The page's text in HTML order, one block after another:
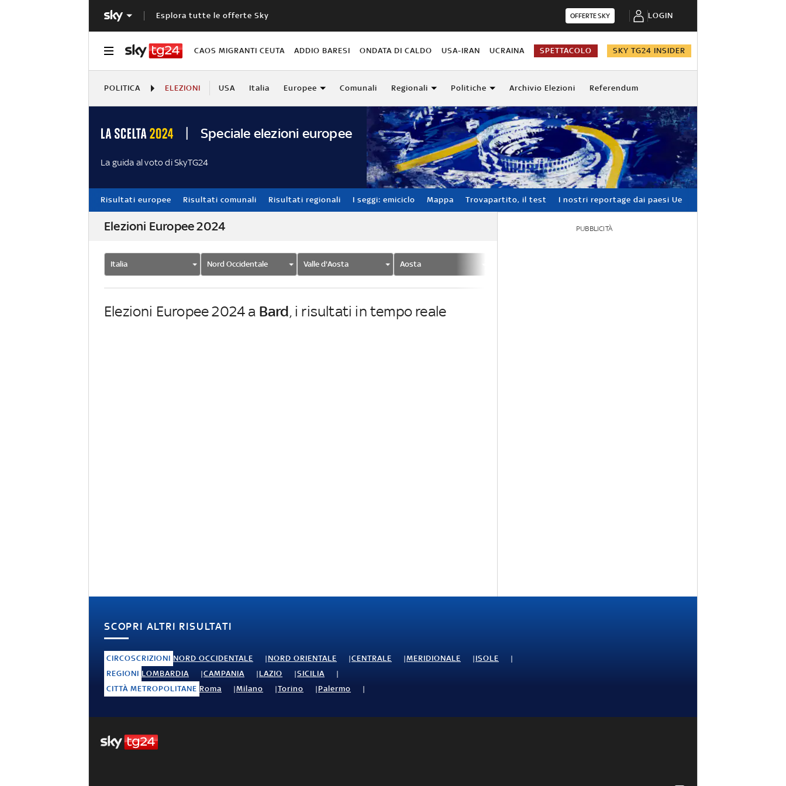
Esplora tutte le offerte Sky OFFERTE SKY LOGIN
CAOS MIGRANTI CEUTA ADDIO BARESI ONDATA DI CALDO USA-IRAN UCRAINA SPETTACOLO SKY TG24 INSIDER
POLITICA ELEZIONI USA Italia Europee Comunali Regionali Politiche Archivio Elezioni Referendum
Speciale elezioni europee
La guida al voto di SkyTG24
Risultati europee Risultati comunali Risultati regionali I seggi: emiciclo Mappa Trovapartito, il test I nostri reportage dai paesi Ue
Elezioni Europee 2024
Italia Nord Occidentale Valle d'Aosta Aosta
Elezioni Europee 2024 a Bard, i risultati in tempo reale
PUBBLICITÀ
SCOPRI ALTRI RISULTATI
CIRCOSCRIZIONI NORD OCCIDENTALE NORD ORIENTALE CENTRALE MERIDIONALE
ISOLE
REGIONI LOMBARDIA CAMPANIA LAZIO
SICILIA
CITTÀ METROPOLITANE Roma Milano Torino Palermo